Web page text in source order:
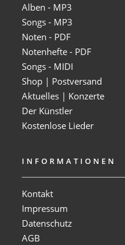
Alben - MP3
Songs - MP3
Noten - PDF
Notenhefte - PDF
Songs - MIDI
Shop | Postversand
Aktuelles | Konzerte
Der Künstler
Kostenlose Lieder
INFORMATIONEN
Kontakt
Impressum
Datenschutz
AGB